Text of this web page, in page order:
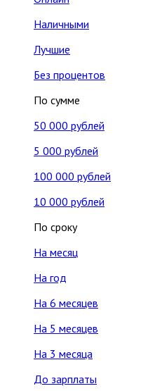
Наличными
Лучшие
Без процентов
По сумме
50 000 рублей
5 000 рублей
100 000 рублей
10 000 рублей
По сроку
На месяц
На год
На 6 месяцев
На 5 месяцев
На 3 месяца
До зарплаты